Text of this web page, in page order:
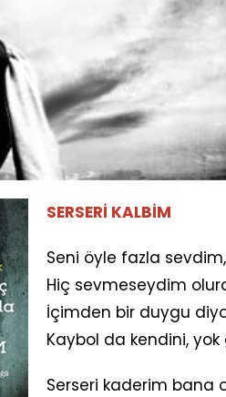
SERSERİ KALBİM
Seni öyle fazla
Hiç sevmeseydim
İçimden bir duygu
Kaybol da kendini,
Serseri kaderim bana